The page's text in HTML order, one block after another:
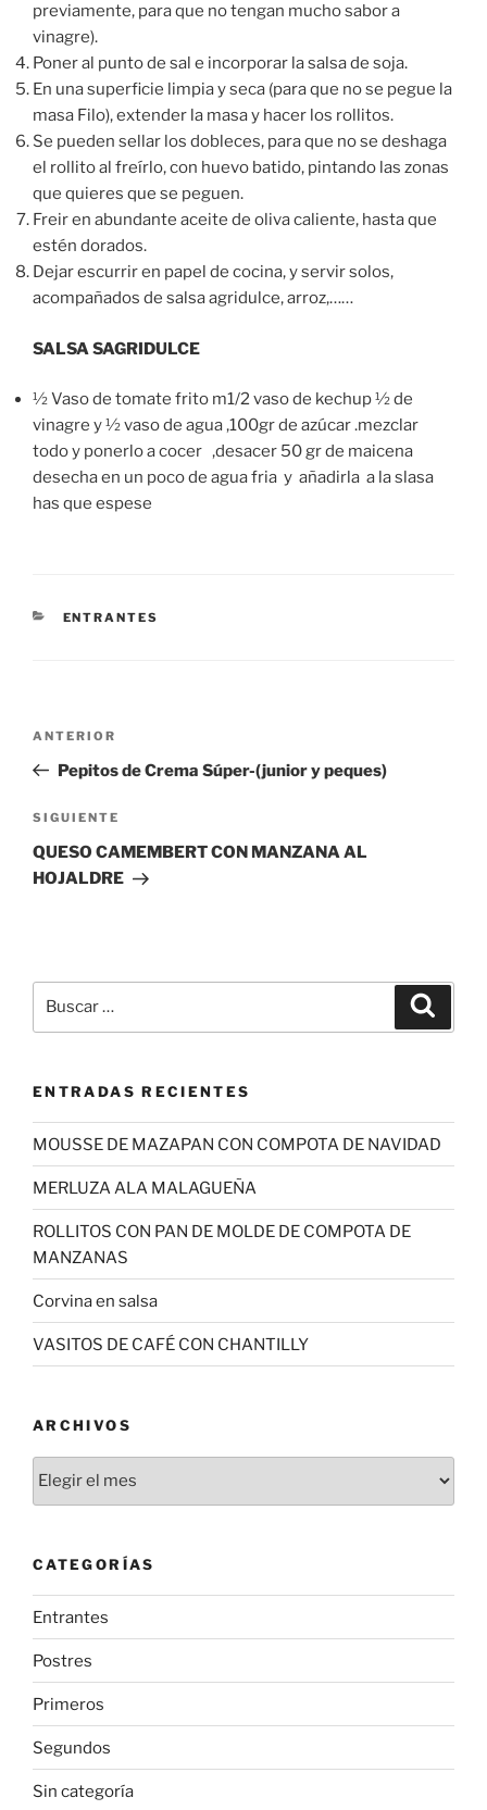
previamente, para que no tengan mucho sabor a
vinagre).
Poner al punto de sal e incorporar la salsa de soja.
En una superficie limpia y seca (para que no se pegue la
masa Filo), extender la masa y hacer los rollitos.
Se pueden sellar los dobleces, para que no se deshaga
el rollito al freírlo, con huevo batido, pintando las zonas
que quieres que se peguen.
Freir en abundante aceite de oliva caliente, hasta que
estén dorados.
Dejar escurrir en papel de cocina, y servir solos,
acompañados de salsa agridulce, arroz,……
SALSA SAGRIDULCE
½ Vaso de tomate frito m1/2 vaso de kechup ½ de
vinagre y ½ vaso de agua ,100gr de azúcar .mezclar
todo y ponerlo a cocer ,desacer 50 gr de maicena
desecha en un poco de agua fria y añadirla a la slasa
has que espese
CATEGORÍAS
ENTRANTES
entradas
Entrada
anterior:
ANTERIOR
Pepitos de Crema Súper-(junior y peques)
Siguiente
entrada
SIGUIENTE
QUESO CAMEMBERT CON MANZANA AL
HOJALDRE
por:
ENTRADAS RECIENTES
MOUSSE DE MAZAPAN CON COMPOTA DE NAVIDAD
MERLUZA ALA MALAGUEÑA
ROLLITOS CON PAN DE MOLDE DE COMPOTA DE
MANZANAS
Corvina en salsa
VASITOS DE CAFÉ CON CHANTILLY
ARCHIVOS
CATEGORÍAS
Entrantes
Postres
Primeros
Segundos
Sin categoría